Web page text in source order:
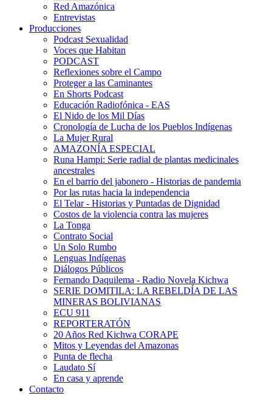
Red Amazónica
Entrevistas
Producciones
Podcast Sexualidad
Voces que Habitan
PODCAST
Reflexiones sobre el Campo
Proteger a las Caminantes
En Shorts Podcast
Educación Radiofónica - EAS
El Nido de los Mil Días
Cronología de Lucha de los Pueblos Indígenas
La Mujer Rural
AMAZONÍA ESPECIAL
Runa Hampi: Serie radial de plantas medicinales
ancestrales
En el barrio del jabonero - Historias de pandemia
Por las rutas hacia la independencia
El Telar - Historias y Puntadas de Dignidad
Costos de la violencia contra las mujeres
La Tonga
Contrato Social
Un Solo Rumbo
Lenguas Indígenas
Diálogos Públicos
Fernando Daquilema - Radio Novela Kichwa
SERIE DOMITILA: LA REBELDÍA DE LAS
MINERAS BOLIVIANAS
ECU 911
REPORTERATÓN
20 Años Red Kichwa CORAPE
Mitos y Leyendas del Amazonas
Punta de flecha
Laudato Sí
En casa y aprende
Contacto